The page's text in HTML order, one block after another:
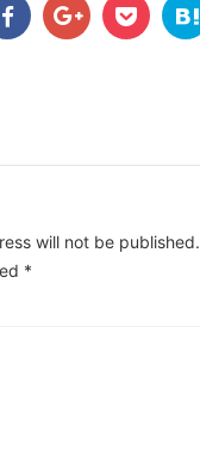
will not be published.
*